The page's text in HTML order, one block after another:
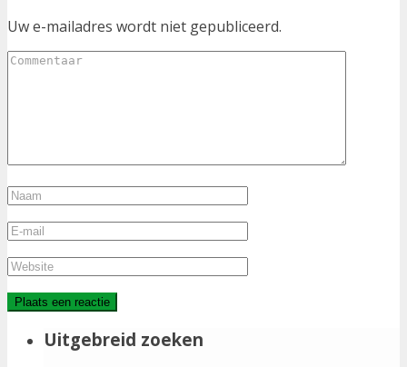
Uw e-mailadres wordt niet gepubliceerd.
Uitgebreid zoeken